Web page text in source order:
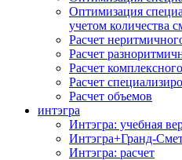
Оптимизация
учетом количества
Расчет
Расчет
Расчет
Расчет
Расчет объемов
интэгра
Интэгра: учебная
Интэгра+Гранд-
Интэгра: расчет